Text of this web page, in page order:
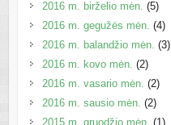
2016 m. birželio mėn. (5)
2016 m. gegužės mėn. (4)
2016 m. balandžio mėn. (3)
2016 m. kovo mėn. (2)
2016 m. vasario mėn. (2)
2016 m. sausio mėn. (2)
2015 m. gruodžio mėn. (1)